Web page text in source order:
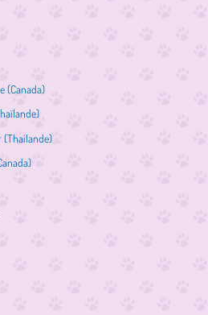
(Canada)
(Thailande)